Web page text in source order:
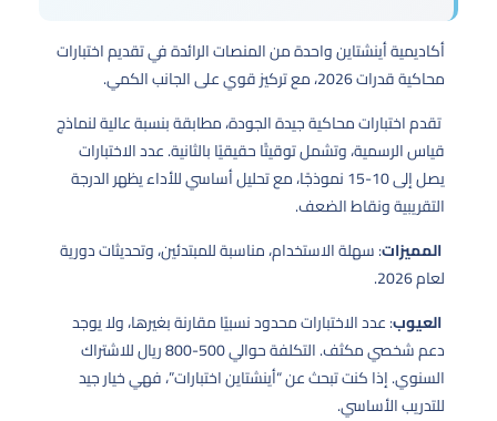
أكاديمية أينشتاين واحدة من المنصات الرائدة في تقديم اختبارات
محاكية قدرات 2026، مع تركيز قوي على الجانب الكمي.
تقدم اختبارات محاكية جيدة الجودة، مطابقة بنسبة عالية لنماذج
قياس الرسمية، وتشمل توقيتًا حقيقيًا بالثانية. عدد الاختبارات
يصل إلى 10-15 نموذجًا، مع تحليل أساسي للأداء يظهر الدرجة
التقريبية ونقاط الضعف.
المميزات: سهلة الاستخدام، مناسبة للمبتدئين، وتحديثات دورية
لعام 2026.
العيوب: عدد الاختبارات محدود نسبيًا مقارنة بغيرها، ولا يوجد
دعم شخصي مكثف. التكلفة حوالي 500-800 ريال للاشتراك
السنوي. إذا كنت تبحث عن “أينشتاين اختبارات”، فهي خيار جيد
للتدريب الأساسي.